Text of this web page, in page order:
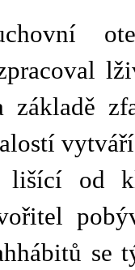
základě
lišící od
se